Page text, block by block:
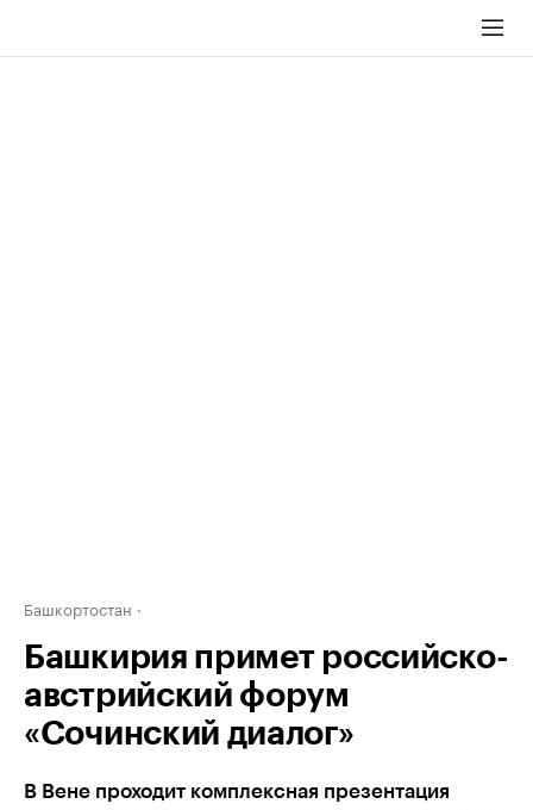
Башкортостан
Башкирия примет российско-
австрийский форум
«Сочинский диалог»
В Вене проходит комплексная презентация